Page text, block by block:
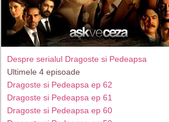
Despre serialul Dragoste si Pedeapsa
Ultimele 4 episoade
Dragoste si Pedeapsa ep 62
Dragoste si Pedeapsa ep 61
Dragoste si Pedeapsa ep 60